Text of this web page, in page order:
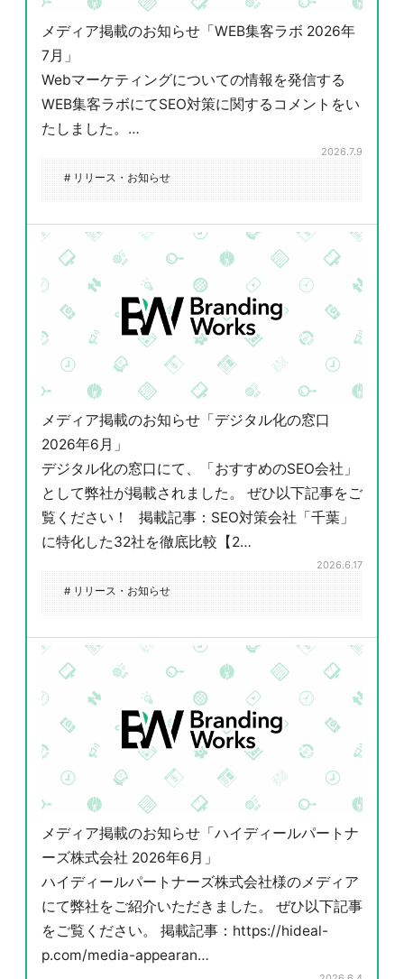
メディア掲載のお知らせ「WEB集客ラボ 2026年
7月」
Webマーケティングについての情報を発信する
WEB集客ラボにてSEO対策に関するコメントをい
たしました。…
2026.7.9
# リリース・お知らせ
メディア掲載のお知らせ「デジタル化の窓口
2026年6月」
デジタル化の窓口にて、「おすすめのSEO会社」
として弊社が掲載されました。 ぜひ以下記事をご
覧ください！ 掲載記事：SEO対策会社「千葉」
に特化した32社を徹底比較【2…
2026.6.17
# リリース・お知らせ
メディア掲載のお知らせ「ハイディールパートナ
ーズ株式会社 2026年6月」
ハイディールパートナーズ株式会社様のメディア
にて弊社をご紹介いただきました。 ぜひ以下記事
をご覧ください。 掲載記事：https://hideal-
p.com/media-appearan…